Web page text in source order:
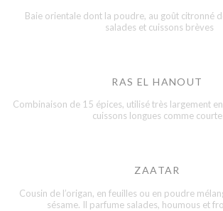
Baie orientale dont la poudre, au goût citronné
salades et cuissons brèves
RAS EL HANOUT
Combinaison de 15 épices, utilisé très largement
cuissons longues comme
ZAATAR
Cousin de l’origan, en feuilles ou en poudre
sésame. Il parfume salades, houmous et